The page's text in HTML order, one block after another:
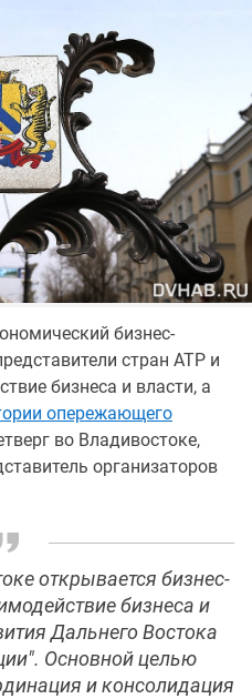
бизнес-
стран АТР и
бизнеса и власти, а
опережающего
во Владивостоке,
организаторов
открывается бизнес-
бизнеса и
Дальнего Востока
Основной целью
и консолидация